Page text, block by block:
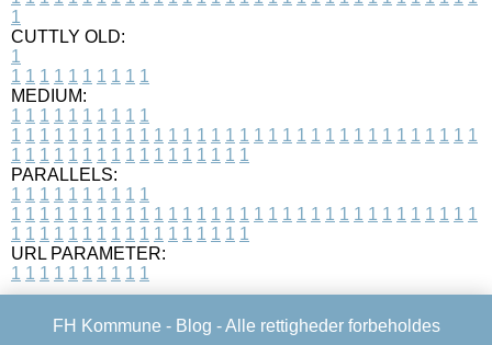
1
CUTTLY OLD:
1
1 1 1 1 1 1 1 1 1 1
MEDIUM:
1 1 1 1 1 1 1 1 1 1
1 1 1 1 1 1 1 1 1 1 1 1 1 1 1 1 1 1 1 1 1 1 1 1 1 1 1 1 1 1 1 1 1
1 1 1 1 1 1 1 1 1 1 1 1 1 1 1 1 1
PARALLELS:
1 1 1 1 1 1 1 1 1 1
1 1 1 1 1 1 1 1 1 1 1 1 1 1 1 1 1 1 1 1 1 1 1 1 1 1 1 1 1 1 1 1 1
1 1 1 1 1 1 1 1 1 1 1 1 1 1 1 1 1
URL PARAMETER:
1 1 1 1 1 1 1 1 1 1
FH Kommune - Blog - Alle rettigheder forbeholdes